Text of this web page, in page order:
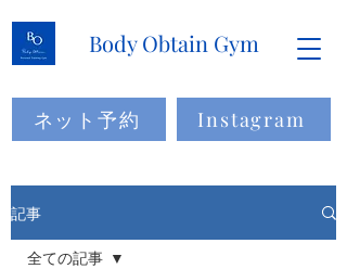
Body Obtain Gym
ネット予約 Instagram
記事
全ての記事